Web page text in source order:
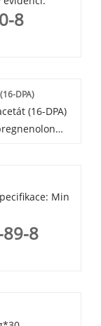
8
DPA)
(16-DPA)
Min
89-8